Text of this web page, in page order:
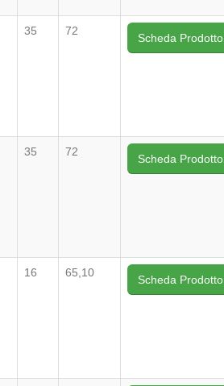
35 72
Scheda Prodotto
35 72
Scheda Prodotto
16 65,10
Scheda Prodotto